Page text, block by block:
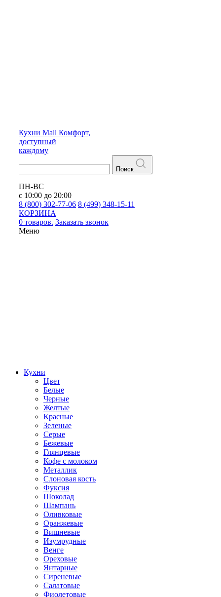
Кухни Mall Комфорт,
доступный
каждому
Поиск
ПН-ВС
с 10:00 до 20:00
8 (800) 302-77-06 8 (499) 348-15-11
КОРЗИНА
0 товаров. Заказать звонок
Меню
Кухни
Цвет
Белые
Черные
Желтые
Красные
Зеленые
Серые
Бежевые
Глянцевые
Кофе с молоком
Металлик
Слоновая кость
Фуксия
Шоколад
Шампань
Оливковые
Оранжевые
Вишневые
Изумрудные
Венге
Ореховые
Янтарные
Сиреневые
Салатовые
Фиолетовые